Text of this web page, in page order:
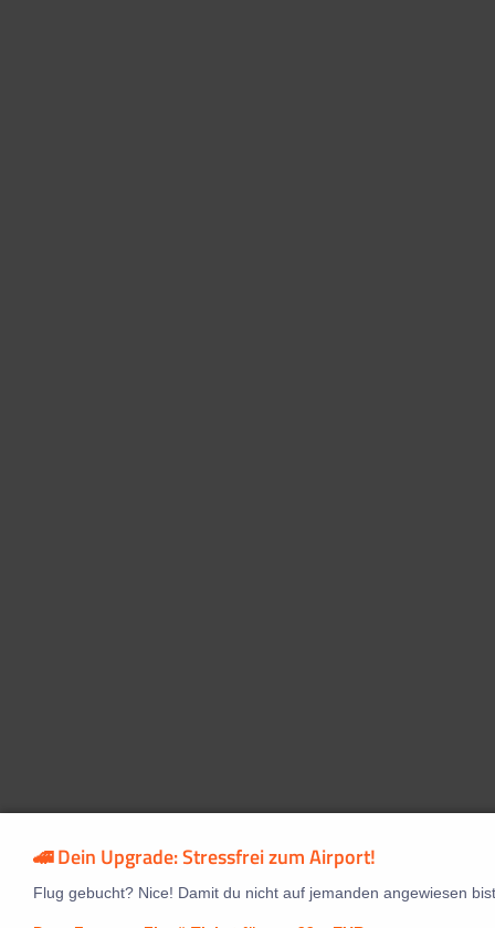
🚄 Dein Upgrade: Stressfrei zum Airport!
Flug gebucht? Nice! Damit du nicht auf jemanden angewiesen